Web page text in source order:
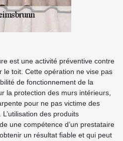
est une activité préventive contre
le toit. Cette opération ne vise pas
de fonctionnement de la
la protection des murs intérieurs,
pour ne pas victime des
des produits
une compétence d’un prestataire
un résultat fiable et qui peut